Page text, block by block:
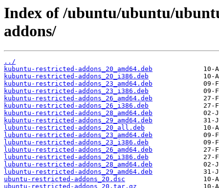
Index of /ubuntu/ubuntu/
addons/
../
kubuntu-restricted-addons_20_amd64.deb
kubuntu-restricted-addons_20_i386.deb
kubuntu-restricted-addons_23_amd64.deb
kubuntu-restricted-addons_23_i386.deb
kubuntu-restricted-addons_26_amd64.deb
kubuntu-restricted-addons_26_i386.deb
kubuntu-restricted-addons_28_amd64.deb
kubuntu-restricted-addons_29_amd64.deb
lubuntu-restricted-addons_20_all.deb
lubuntu-restricted-addons_23_amd64.deb
lubuntu-restricted-addons_23_i386.deb
lubuntu-restricted-addons_26_amd64.deb
lubuntu-restricted-addons_26_i386.deb
lubuntu-restricted-addons_28_amd64.deb
lubuntu-restricted-addons_29_amd64.deb
ubuntu-restricted-addons_20.dsc
ubuntu-restricted-addons_20.tar.gz